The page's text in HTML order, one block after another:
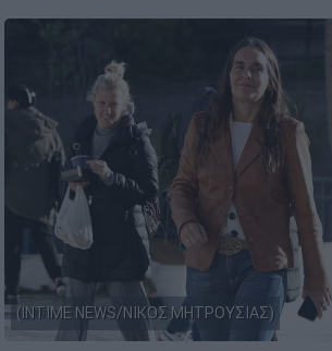
(INTIME NEWS/ΝΙΚΟΣ ΜΗΤΡΟΥΣΙΑΣ)